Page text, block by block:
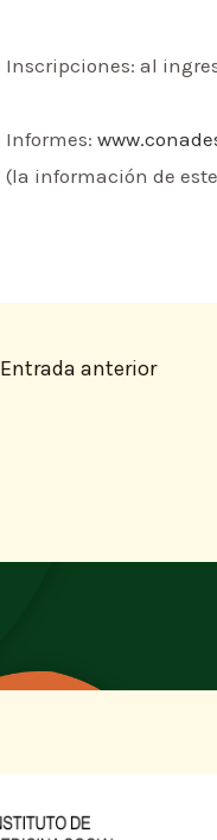
Inscripciones: al
Informes:
(la información de
Entrada anterior